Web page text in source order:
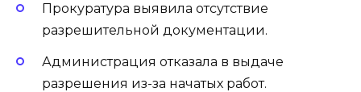
Прокуратура выявила отсутствие
разрешительной документации.
Администрация отказала в выдаче
разрешения из-за начатых работ.